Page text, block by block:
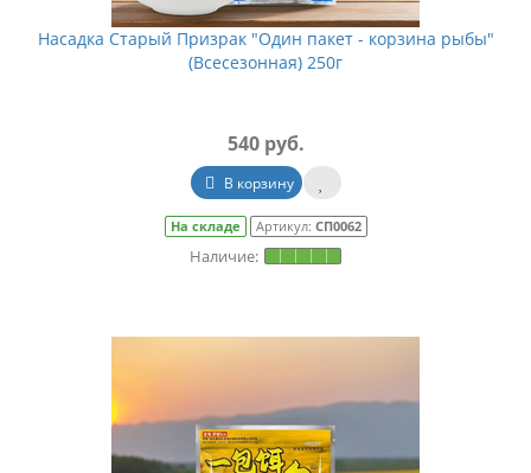
Насадка Старый Призрак "Один пакет - корзина рыбы"
(Всесезонная) 250г
540 руб.
В корзину
На складе Артикул: СП0062